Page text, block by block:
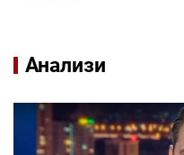
Анализи